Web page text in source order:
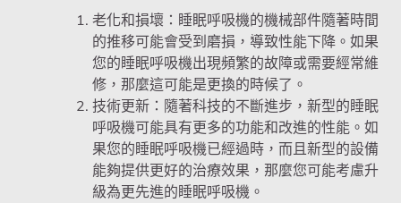
老化和損壞：睡眠呼吸機的機械部件隨著時間
的推移可能會受到磨損，導致性能下降。如果
您的睡眠呼吸機出現頻繁的故障或需要經常維
修，那麼這可能是更換的時候了。
技術更新：隨著科技的不斷進步，新型的睡眠
呼吸機可能具有更多的功能和改進的性能。如
果您的睡眠呼吸機已經過時，而且新型的設備
能夠提供更好的治療效果，那麼您可能考慮升
級為更先進的睡眠呼吸機。